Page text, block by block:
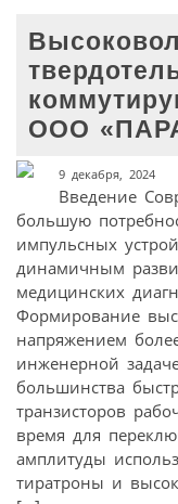
ООО
9 декабря, 2024
Введение
большую
импульсных
динамичным
медицинских
Формирование
напряжением
инженерной
большинства
транзисторов
время для
амплитуды
тиратроны и